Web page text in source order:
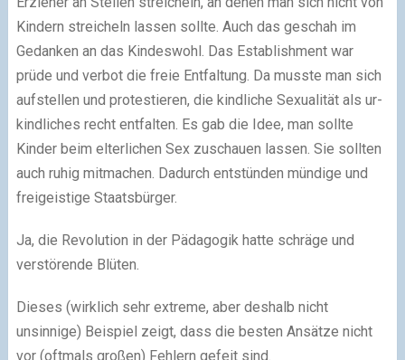
Kindern streicheln lassen sollte. Auch das geschah im
Gedanken an das Kindeswohl. Das Establishment war
prüde und verbot die freie Entfaltung. Da musste man sich
aufstellen und protestieren, die kindliche Sexualität als ur-
kindliches recht entfalten. Es gab die Idee, man sollte
Kinder beim elterlichen Sex zuschauen lassen. Sie sollten
auch ruhig mitmachen. Dadurch entstünden mündige und
freigeistige Staatsbürger.
Ja, die Revolution in der Pädagogik hatte schräge und
verstörende Blüten.
Dieses (wirklich sehr extreme, aber deshalb nicht
unsinnige) Beispiel zeigt, dass die besten Ansätze nicht
vor (oftmals großen) Fehlern gefeit sind.